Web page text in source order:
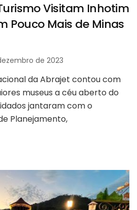
Visitam Inhotim
Pouco Mais de Minas
de 2023
da Abrajet contou com
museus a céu aberto do
jantaram com o
Planejamento,